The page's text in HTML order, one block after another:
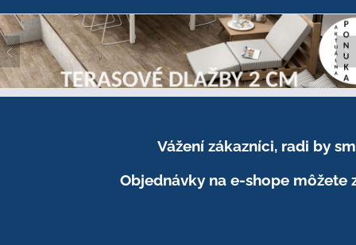
Vážení zákazníci, radi by
Objednávky na e-shope môžete